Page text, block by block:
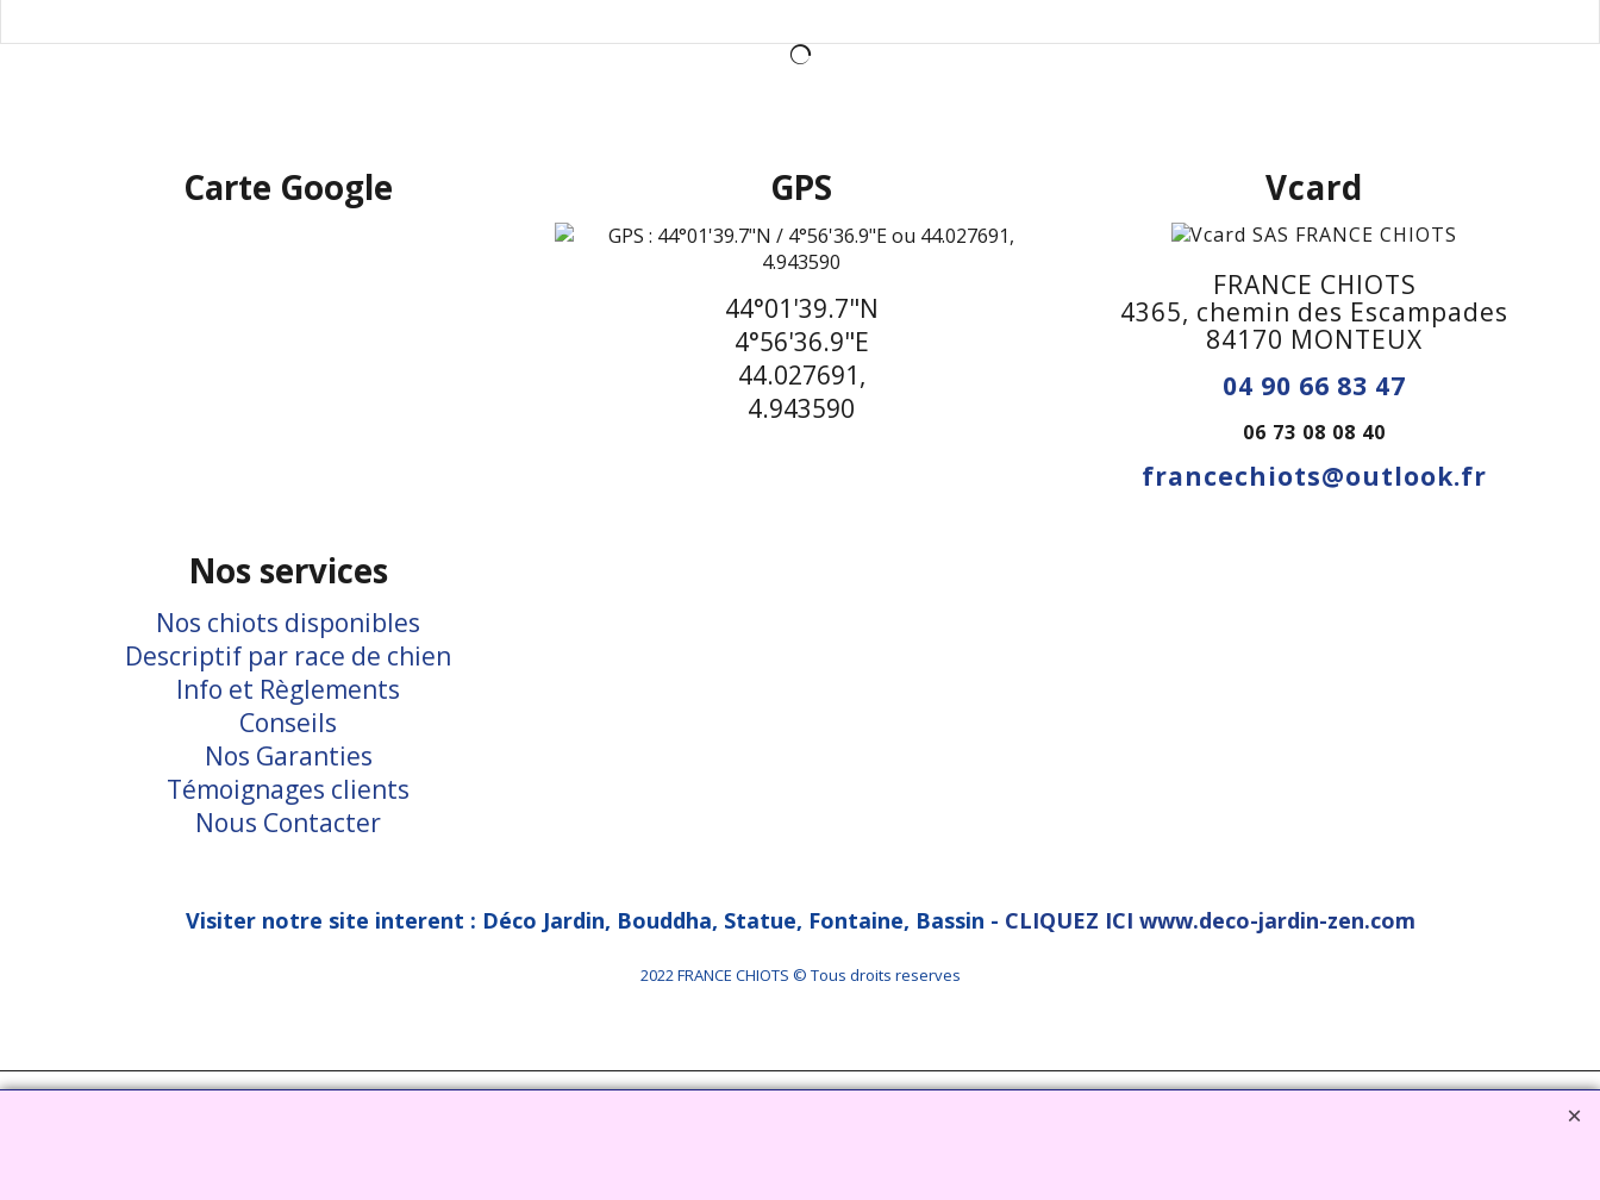
Carte Google
Nos services
Nos chiots disponibles
Descriptif par race de chien
Info et Règlements
Conseils
Nos Garanties
Témoignages clients
Nous Contacter
GPS
44°01'39.7"N
4°56'36.9"E
44.027691,
4.943590
Vcard
FRANCE CHIOTS
4365, chemin des Escampades
84170 MONTEUX
04 90 66 83 47
06 73 08 08 40
francechiots@outlook.fr
Visiter notre site interent : Déco Jardin, Bouddha, Statue, Fontaine, Bassin - CLIQUEZ ICI www.deco-jardin-zen.com
2022 FRANCE CHIOTS © Tous droits reserves